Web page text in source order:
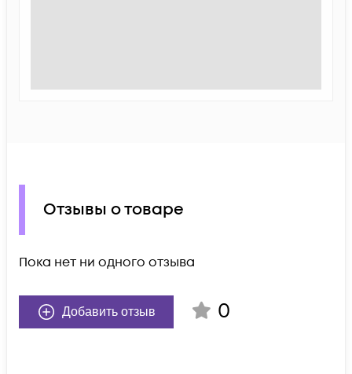
Отзывы о товаре
Пока нет ни одного отзыва
Добавить отзыв 0